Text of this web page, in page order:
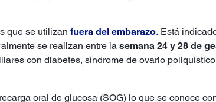
que se utilizan fuera del embarazo. Está
se realizan entre la semana 24 y 28 de
con diabetes, síndrome de ovario
oral de glucosa (SOG) lo que se conoce